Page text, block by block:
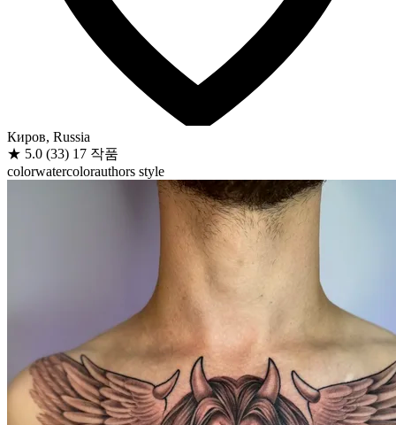
Киров, Russia
★ 5.0 (33) 17 작품
colorwatercolorauthors style